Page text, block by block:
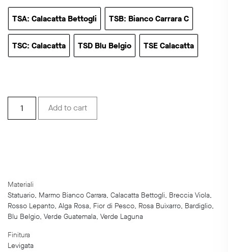
TSA: Calacatta Bettogli
TSA: Calacatta Bettogli
TSB: Bianco Carrara C
TSC: Calacatta TSD Blu Belgio
TSD Blu Belgio
TSE Calacatta
Tavolo
Add to cart
Materiali
Statuario, Marmo Bianco Carrara, Calacatta Bettogli, Breccia Viola,
Rosso Lepanto, Alga Rosa, Fior di Pesco, Rosa Buixarro, Bardiglio,
Blu Belgio, Verde Guatemala, Verde Laguna
Finitura
Levigata